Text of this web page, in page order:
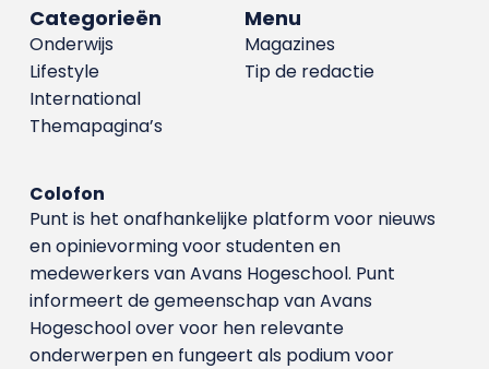
Menu
Magazines
Tip de redactie
Categorieën
Onderwijs
Lifestyle
International
Themapagina’s
Colofon
Punt is het onafhankelijke platform voor nieuws
en opinievorming voor studenten en
medewerkers van Avans Hoge­school. Punt
informeert de gemeenschap van Avans
Hogeschool over voor hen relevante
onderwerpen en fungeert als podium voor